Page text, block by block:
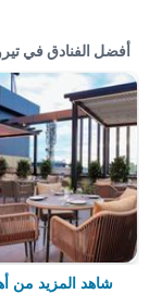
أفضل الفنادق في
شاهد المزيد من